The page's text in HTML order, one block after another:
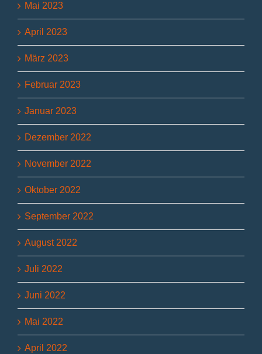
Mai 2023
April 2023
März 2023
Februar 2023
Januar 2023
Dezember 2022
November 2022
Oktober 2022
September 2022
August 2022
Juli 2022
Juni 2022
Mai 2022
April 2022